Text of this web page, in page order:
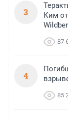
3
Ким
87
4
85